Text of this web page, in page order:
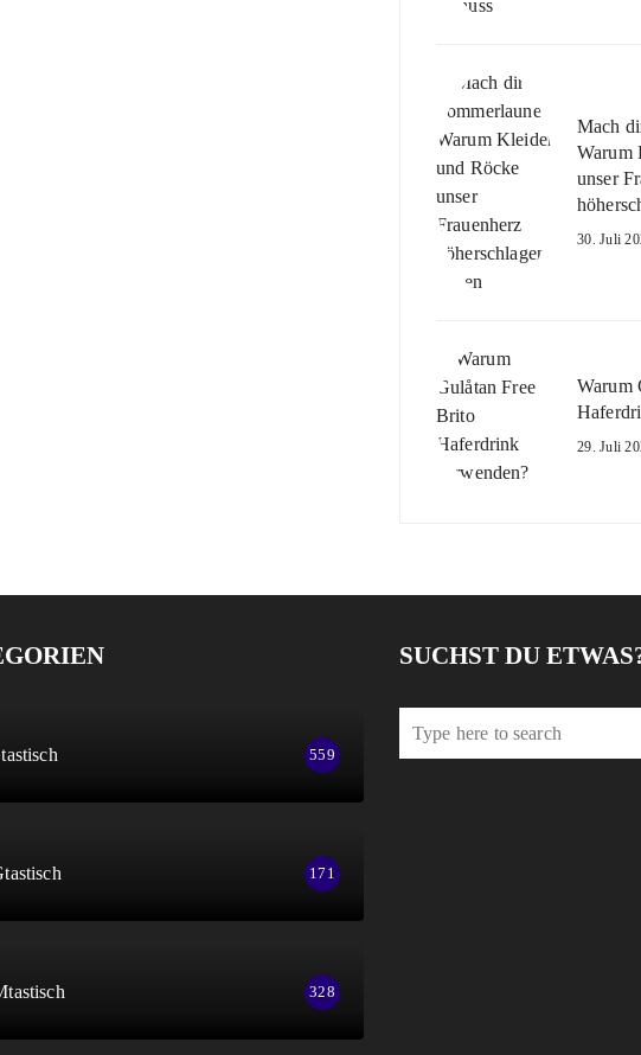
Mach
Warum
unser
30. Juli
Warum
29. Juli
559
171
328
SUCHST DU